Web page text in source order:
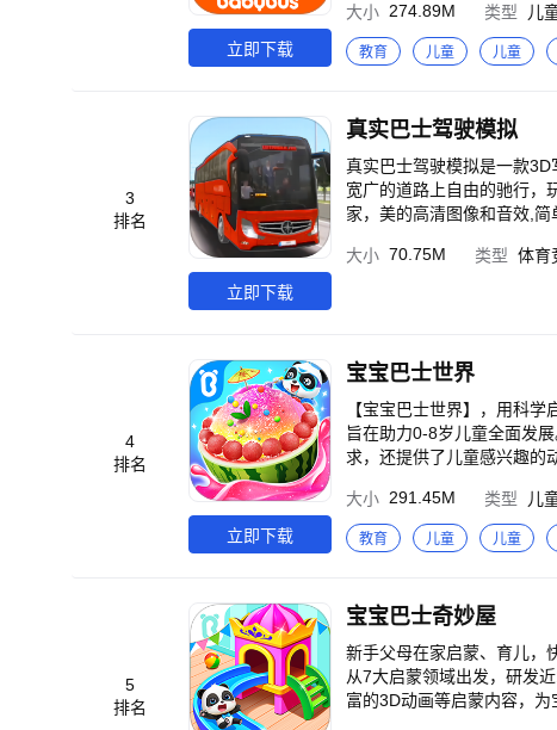
立即下载
4-6岁·脑力开发与安全关键
次，以小镇探索趣味形式拆
思维逻辑、自然科学、数学、英
减乘除与生活数理应用题
子警长、啦咘啦哆警长沉浸式推理
与成长，立即下载【宝宝巴士】，陪伴孩子快乐成长！ 【宝宝巴士
容，好听好看又好玩； ②覆
适，孩子更喜欢。 2、超省
打造儿童启蒙数字产品的原
大小 274.89M 类型 儿
教育 儿童 儿童
3
排名
立即下载
真实巴士驾驶模拟
真实巴士驾驶模拟是一款
宽广的道路上自由的驰行，
家，美的高清图像和音效,
危险的越野道路上驾驶一辆
果，让您的视觉体验更愉
大小 70.75M 类型 体育
4
排名
立即下载
宝宝巴士世界
【宝宝巴士世界】，用科学启蒙未来，陪伴认知世界。 【
旨在助力0-8岁儿童全面发
求，还提供了儿童感兴趣的
防安全》《救护手册》《地
宝安全。打造《职业梦工厂》《
动物探秘、数字认知，真有
于儿童掌握数字书写，趣味认识数字。 ++艺术启蒙——色彩感知、绘画创造，练审美
《动物拼贴》《涂色画本》
宠物城堡》《时尚设计师》互动中
经典古诗，轻松记 宝宝巴
画，帮助儿童养成好习惯。
大小 291.45M 类型 儿
教育 儿童 儿童
5
排名
宝宝巴士奇妙屋
新手父母在家启蒙、育儿，快带孩
从7大启蒙领域出发，研发
富的3D动画等启蒙内容，为宝宝带